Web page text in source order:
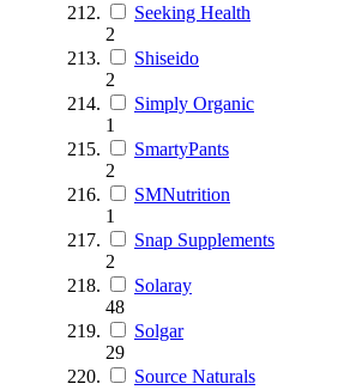
Seeking Health
2
Shiseido
2
Simply Organic
1
SmartyPants
2
SMNutrition
1
Snap Supplements
2
Solaray
48
Solgar
29
Source Naturals